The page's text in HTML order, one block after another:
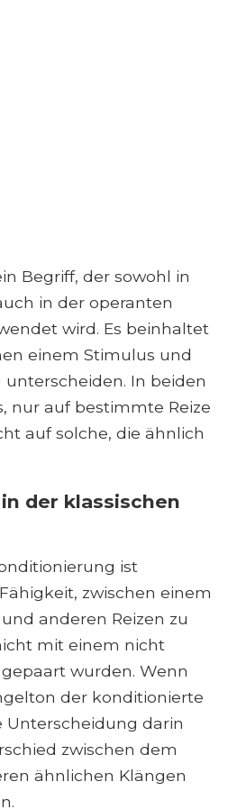
Begriff, der sowohl in
in der operanten
wird. Es beinhaltet
einem Stimulus und
In beiden
nur auf bestimmte Reize
auf solche, die ähnlich
der klassischen
ist
zwischen einem
anderen Reizen zu
mit einem nicht
wurden. Wenn
der konditionierte
Unterscheidung darin
zwischen dem
ähnlichen Klängen